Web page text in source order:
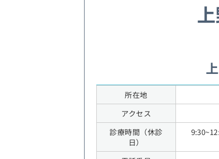
所在地
アクセス
診療時間（休診
日）